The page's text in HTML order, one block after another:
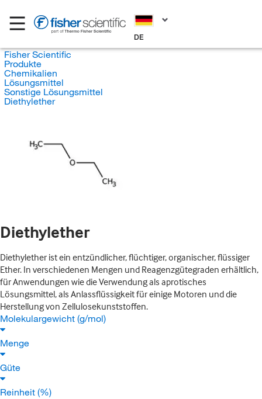
DE
Fisher Scientific
Produkte
Chemikalien
Lösungsmittel
Sonstige Lösungsmittel
Diethylether
Diethylether
Diethylether ist ein entzündlicher, flüchtiger, organischer, flüssiger
Ether. In verschiedenen Mengen und Reagenzgütegraden erhältlich,
für Anwendungen wie die Verwendung als aprotisches
Lösungsmittel, als Anlassflüssigkeit für einige Motoren und die
Herstellung von Zellulosekunststoffen.
Molekulargewicht (g/mol)
Menge
Güte
Reinheit (%)